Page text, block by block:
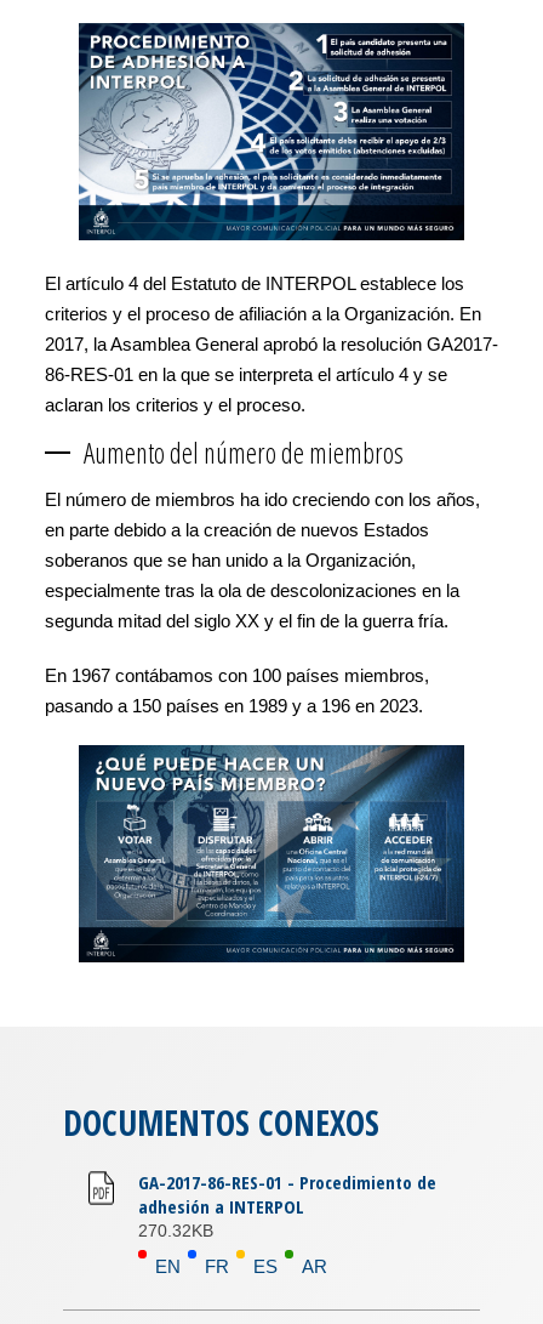
El artículo 4 del Estatuto de INTERPOL establece los
criterios y el proceso de afiliación a la Organización. En
2017, la Asamblea General aprobó la resolución GA2017-
86-RES-01 en la que se interpreta el artículo 4 y se
aclaran los criterios y el proceso.
Aumento del número de miembros
El número de miembros ha ido creciendo con los años,
en parte debido a la creación de nuevos Estados
soberanos que se han unido a la Organización,
especialmente tras la ola de descolonizaciones en la
segunda mitad del siglo XX y el fin de la guerra fría.
En 1967 contábamos con 100 países miembros,
pasando a 150 países en 1989 y a 196 en 2023.
DOCUMENTOS CONEXOS
GA-2017-86-RES-01 - Procedimiento de
adhesión a INTERPOL
270.32KB
EN FR ES AR